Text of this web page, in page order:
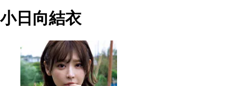
小日向結衣